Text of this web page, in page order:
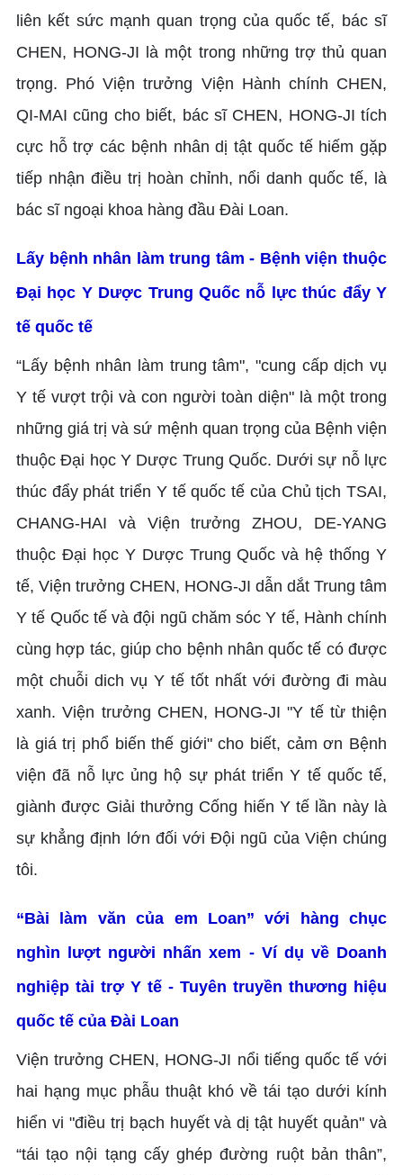
liên kết sức mạnh quan trọng của quốc tế, bác sĩ
CHEN, HONG-JI là một trong những trợ thủ quan
trọng. Phó Viện trưởng Viện Hành chính CHEN,
QI-MAI cũng cho biết, bác sĩ CHEN, HONG-JI tích
cực hỗ trợ các bệnh nhân dị tật quốc tế hiếm gặp
tiếp nhận điều trị hoàn chỉnh, nổi danh quốc tế, là
bác sĩ ngoại khoa hàng đầu Đài Loan.
Lấy bệnh nhân làm trung tâm - Bệnh viện thuộc
Đại học Y Dược Trung Quốc nỗ lực thúc đẩy Y
tế quốc tế
“Lấy bệnh nhân làm trung tâm", "cung cấp dịch vụ
Y tế vượt trội và con người toàn diện" là một trong
những giá trị và sứ mệnh quan trọng của Bệnh viện
thuộc Đại học Y Dược Trung Quốc. Dưới sự nỗ lực
thúc đẩy phát triển Y tế quốc tế của Chủ tịch TSAI,
CHANG-HAI và Viện trưởng ZHOU, DE-YANG
thuộc Đại học Y Dược Trung Quốc và hệ thống Y
tế, Viện trưởng CHEN, HONG-JI dẫn dắt Trung tâm
Y tế Quốc tế và đội ngũ chăm sóc Y tế, Hành chính
cùng hợp tác, giúp cho bệnh nhân quốc tế có được
một chuỗi dich vụ Y tế tốt nhất với đường đi màu
xanh. Viện trưởng CHEN, HONG-JI "Y tế từ thiện
là giá trị phổ biến thế giới" cho biết, cảm ơn Bệnh
viện đã nỗ lực ủng hộ sự phát triển Y tế quốc tế,
giành được Giải thưởng Cống hiến Y tế lần này là
sự khẳng định lớn đối với Đội ngũ của Viện chúng
tôi.
“Bài làm văn của em Loan” với hàng chục
nghìn lượt người nhấn xem - Ví dụ về Doanh
nghiệp tài trợ Y tế - Tuyên truyền thương hiệu
quốc tế của Đài Loan
Viện trưởng CHEN, HONG-JI nổi tiếng quốc tế với
hai hạng mục phẫu thuật khó về tái tạo dưới kính
hiển vi "điều trị bạch huyết và dị tật huyết quản" và
“tái tạo nội tạng cấy ghép đường ruột bản thân”,